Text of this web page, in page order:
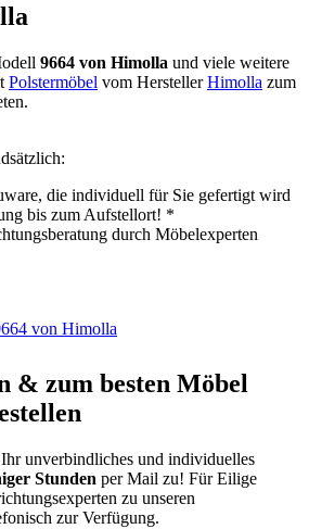
9664 von Himolla und viele weitere
Polstermöbel vom HerstellerHimolla zum
die individuell für Sie gefertigt wird
bis zum Aufstellort! *
durch Möbelexperten
von Himolla
& zum besten Möbel
unverbindliches und individuelles
Stunden per Mail zu! Für Eilige
zu unseren
zur Verfügung.